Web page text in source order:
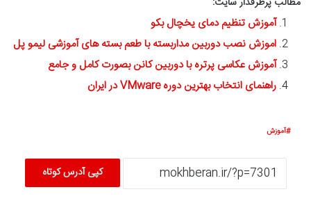
آموزش تنظیم دمای یخچال بکو
اموزش نصب دوربین مداربسته با طعم بسته های آموزشی لیمو پل
آموزش عکاسی پرتره با دوربین کانن بصورت کامل و جامع
راهنمای انتخاب بهترین دوره VMware در ایران
آموزش
کپی آدرس کوتاه